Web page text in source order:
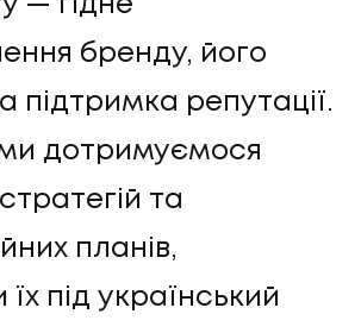
— гідне
бренду, його
підтримка репутації.
дотримуємося
та
планів,
під український